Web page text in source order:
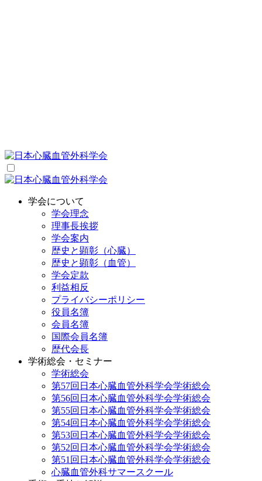
学会について
学会理念
理事長挨拶
学会案内
歴史と顕彰（心臓）
歴史と顕彰（血管）
学会定款
利益相反
プライバシーポリシー
役員名簿
会員名簿
国際会員名簿
歴代会長
学術総会・セミナー
学術総会
第57回日本心臓血管外科学会学術総会
第56回日本心臓血管外科学会学術総会
第55回日本心臓血管外科学会学術総会
第54回日本心臓血管外科学会学術総会
第53回日本心臓血管外科学会学術総会
第52回日本心臓血管外科学会学術総会
第51回日本心臓血管外科学会学術総会
心臓血管外科サマースクール